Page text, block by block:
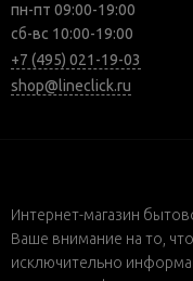
пн-пт 09:00-19:00
сб-вс 10:00-19:00
+7 (495) 021-19-03
shop@lineclick.ru
Интернет-магазин
Ваше внимание на то,
исключительно